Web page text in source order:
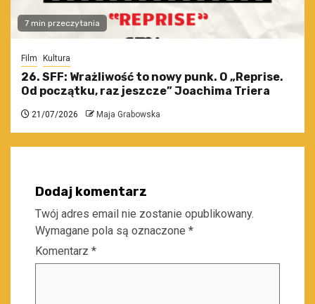
7 min przeczytania
Film Kultura
26. SFF: Wrażliwość to nowy punk. O „Reprise.
Od początku, raz jeszcze” Joachima Triera
21/07/2026 Maja Grabowska
Dodaj komentarz
Twój adres email nie zostanie opublikowany.
Wymagane pola są oznaczone *
Komentarz *